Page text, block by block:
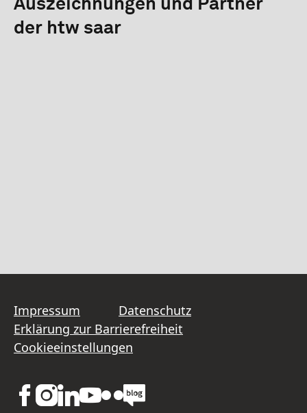
Auszeichnungen und Partner
der htw saar
Impressum
Datenschutz
Erklärung zur Barrierefreiheit
Cookieeinstellungen